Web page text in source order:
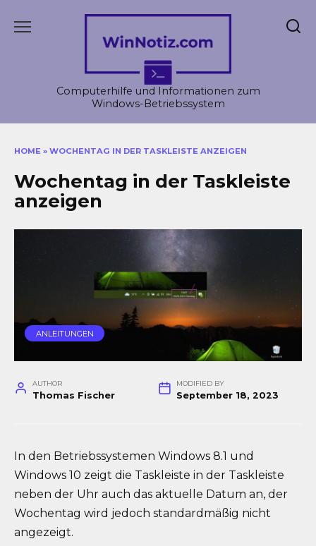
Computerhilfe und Informationen zum
Windows-Betriebssystem
HOME » WOCHENTAG IN DER TASKLEISTE ANZEIGEN
Wochentag in der Taskleiste
anzeigen
ANLEITUNGEN
AUTHOR
Thomas Fischer
MODIFIED BY
September 18, 2023
In den Betriebssystemen Windows 8.1 und
Windows 10 zeigt die Taskleiste in der Taskleiste
neben der Uhr auch das aktuelle Datum an, der
Wochentag wird jedoch standardmäßig nicht
angezeigt.